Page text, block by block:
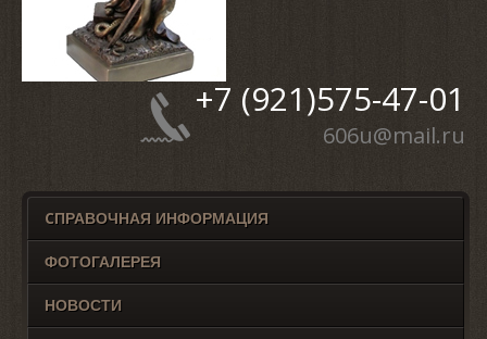
+7 (921)575-47-01
606u@mail.ru
CПРАВОЧНАЯ ИНФОРМАЦИЯ
ФОТОГАЛЕРЕЯ
НОВОСТИ